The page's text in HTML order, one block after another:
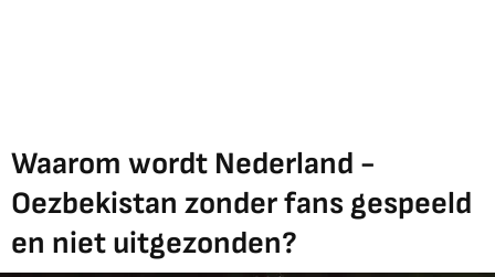
Waarom wordt Nederland -
Oezbekistan zonder fans gespeeld
en niet uitgezonden?